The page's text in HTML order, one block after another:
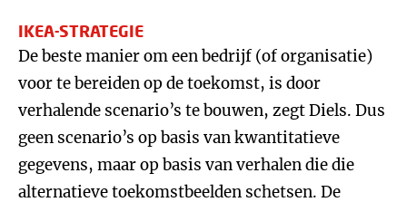
IKEA-STRATEGIE
De beste manier om een bedrijf (of organisatie)
voor te bereiden op de toekomst, is door
verhalende scenario’s te bouwen, zegt Diels. Dus
geen scenario’s op basis van kwantitatieve
gegevens, maar op basis van verhalen die die
alternatieve toekomstbeelden schetsen. De